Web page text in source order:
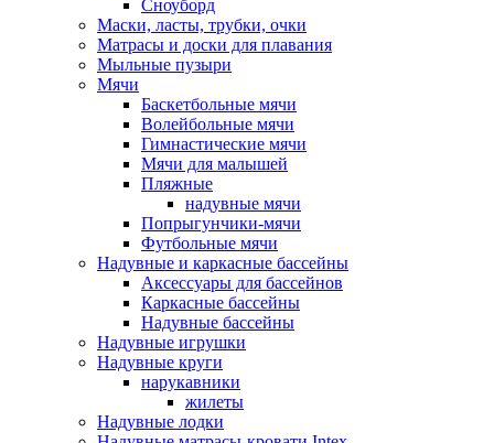
Сноуборд
Маски, ласты, трубки, очки
Матрасы и доски для плавания
Мыльные пузыри
Мячи
Баскетбольные мячи
Волейбольные мячи
Гимнастические мячи
Мячи для малышей
Пляжные
надувные мячи
Попрыгунчики-мячи
Футбольные мячи
Надувные и каркасные бассейны
Аксессуары для бассейнов
Каркасные бассейны
Надувные бассейны
Надувные игрушки
Надувные круги
нарукавники
жилеты
Надувные лодки